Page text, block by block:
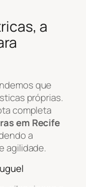
a
que
próprias.
completa
em Recife
a
agilidade.